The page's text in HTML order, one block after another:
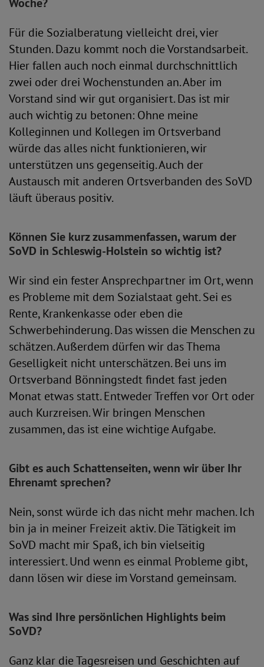
Für die Sozialberatung vielleicht drei, vier
Stunden. Dazu kommt noch die Vorstandsarbeit.
Hier fallen auch noch einmal durchschnittlich
zwei oder drei Wochenstunden an. Aber im
Vorstand sind wir gut organisiert. Das ist mir
auch wichtig zu betonen: Ohne meine
Kolleginnen und Kollegen im Ortsverband
würde das alles nicht funktionieren, wir
unterstützen uns gegenseitig. Auch der
Austausch mit anderen Ortsverbanden des SoVD
läuft überaus positiv.
Können Sie kurz zusammenfassen, warum der
SoVD in Schleswig-Holstein so wichtig ist?
Wir sind ein fester Ansprechpartner im Ort, wenn
es Probleme mit dem Sozialstaat geht. Sei es
Rente, Krankenkasse oder eben die
Schwerbehinderung. Das wissen die Menschen zu
schätzen. Außerdem dürfen wir das Thema
Geselligkeit nicht unterschätzen. Bei uns im
Ortsverband Bönningstedt findet fast jeden
Monat etwas statt. Entweder Treffen vor Ort oder
auch Kurzreisen. Wir bringen Menschen
zusammen, das ist eine wichtige Aufgabe.
Gibt es auch Schattenseiten, wenn wir über Ihr
Ehrenamt sprechen?
Nein, sonst würde ich das nicht mehr machen. Ich
bin ja in meiner Freizeit aktiv. Die Tätigkeit im
SoVD macht mir Spaß, ich bin vielseitig
interessiert. Und wenn es einmal Probleme gibt,
dann lösen wir diese im Vorstand gemeinsam.
Was sind Ihre persönlichen Highlights beim
SoVD?
Ganz klar die Tagesreisen und Geschichten auf